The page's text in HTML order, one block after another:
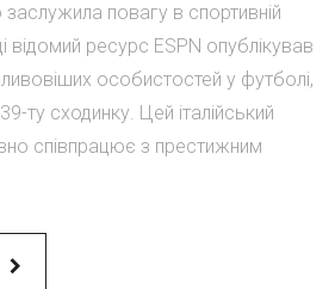
повагу в спортивній
відомий ресурс ESPN опублікував
особистостей у футболі,
ту сходинку. Цей італійський
співпрацює з престижним